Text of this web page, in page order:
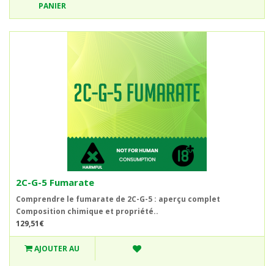
PANIER
2C-G-5 Fumarate
Comprendre le fumarate de 2C-G-5 : aperçu complet
Composition chimique et propriété..
129,51€
AJOUTER AU